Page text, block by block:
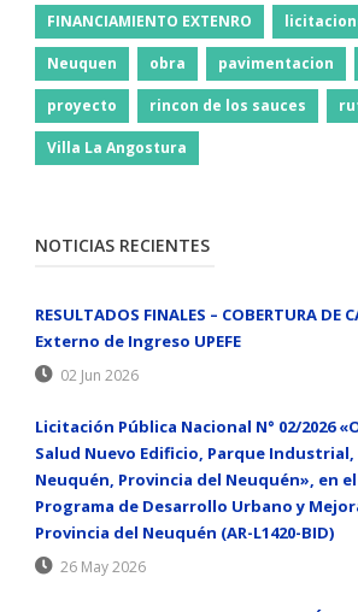
FINANCIAMIENTO EXTENRO
Neuquen obra pavimentacion
proyecto rincon de los sauces
Villa La Angostura
NOTICIAS RECIENTES
RESULTADOS FINALES – COBERTURA DE
Externo de Ingreso UPEFE
02 Jun 2026
Licitación Pública Nacional N° 02/2026
Salud Nuevo Edificio, Parque Industrial,
Neuquén, Provincia del Neuquén», en
Programa de Desarrollo Urbano y
Provincia del Neuquén (AR-L1420-BID)
26 May 2026